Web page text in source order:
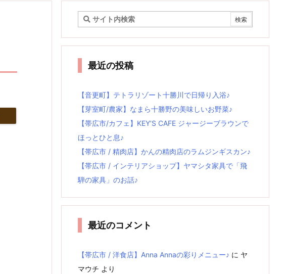
最近の投稿
【音更町】テトラリゾート十勝川で日帰り入浴♪
【芽室町/農家】なまら十勝野の美味しいお野菜♪
【帯広市/カフェ】KEY’S CAFE ジャージーブラウンで
ほっとひと息♪
【帯広市 / 精肉店】かんの精肉店のラムジンギスカン♪
【帯広市 / インテリアショップ】ヤマシタ家具で「飛
騨の家具」のお話♪
最近のコメント
【帯広市 / 洋食店】Anna Annaの彩りメニュー♪ に ヤ
マウチ より